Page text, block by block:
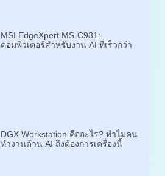
MSI EdgeXpert MS-C931:
คอมพิวเตอร์สำหรับงาน AI ที่เร็วกว่า
DGX Workstation คืออะไร? ทำไมคน
ทำงานด้าน AI ถึงต้องการเครื่องนี้